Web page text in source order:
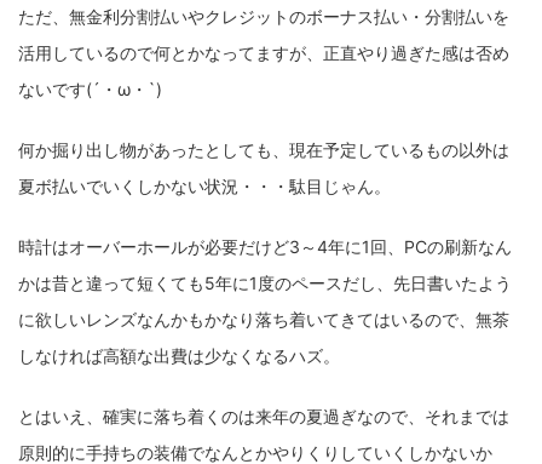
ただ、無金利分割払いやクレジットのボーナス払い・分割払いを
活用しているので何とかなってますが、正直やり過ぎた感は否め
ないです(´・ω・`)
何か掘り出し物があったとしても、現在予定しているもの以外は
夏ボ払いでいくしかない状況・・・駄目じゃん。
時計はオーバーホールが必要だけど3～4年に1回、PCの刷新なん
かは昔と違って短くても5年に1度のペースだし、先日書いたよう
に欲しいレンズなんかもかなり落ち着いてきてはいるので、無茶
しなければ高額な出費は少なくなるハズ。
とはいえ、確実に落ち着くのは来年の夏過ぎなので、それまでは
原則的に手持ちの装備でなんとかやりくりしていくしかないか